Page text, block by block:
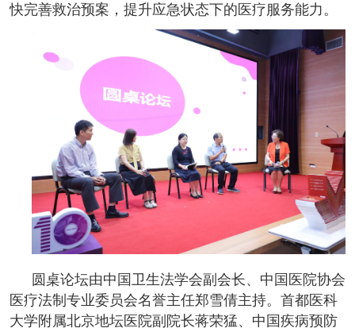
快完善救治预案，提升应急状态下的医疗服务能力。
圆桌论坛由中国卫生法学会副会长、中国医院协会
医疗法制专业委员会名誉主任郑雪倩主持。首都医科
大学附属北京地坛医院副院长蒋荣猛、中国疾病预防